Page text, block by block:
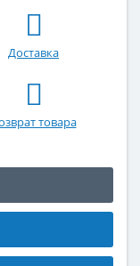
Доставка
товара